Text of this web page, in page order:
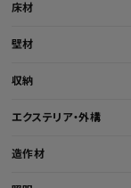
床材
壁材
収納
エクステリア・外構
造作材